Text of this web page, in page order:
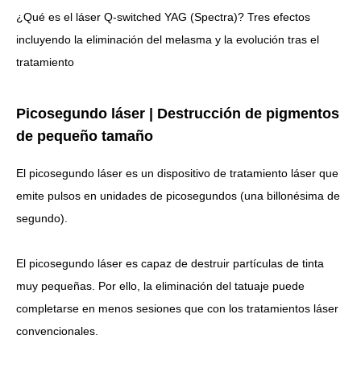
¿Qué es el láser Q-switched YAG (Spectra)? Tres efectos
incluyendo la eliminación del melasma y la evolución tras el
tratamiento
Picosegundo láser | Destrucción de pigmentos
de pequeño tamaño
El picosegundo láser es un dispositivo de tratamiento láser que
emite pulsos en unidades de picosegundos (una billonésima de
segundo).
El picosegundo láser es capaz de destruir partículas de tinta
muy pequeñas. Por ello, la eliminación del tatuaje puede
completarse en menos sesiones que con los tratamientos láser
convencionales.